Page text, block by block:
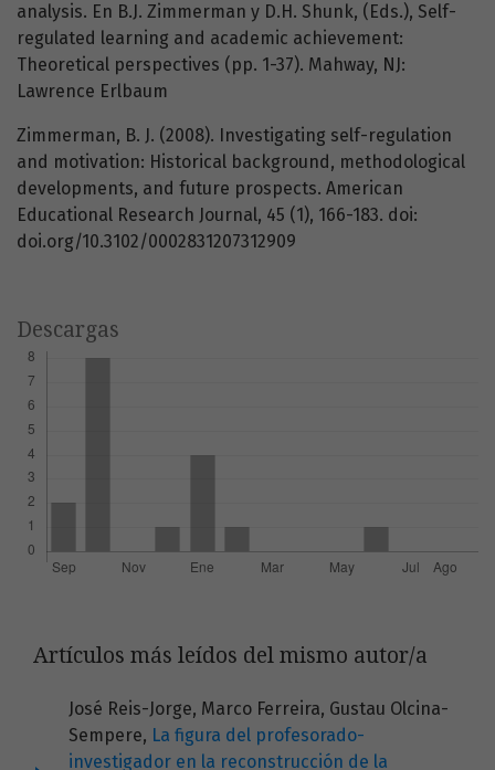
analysis. En B.J. Zimmerman y D.H. Shunk, (Eds.), Self-
regulated learning and academic achievement:
Theoretical perspectives (pp. 1-37). Mahway, NJ:
Lawrence Erlbaum
Zimmerman, B. J. (2008). Investigating self-regulation
and motivation: Historical background, methodological
developments, and future prospects. American
Educational Research Journal, 45 (1), 166-183. doi:
doi.org/10.3102/0002831207312909
Descargas
Artículos más leídos del mismo autor/a
José Reis-Jorge, Marco Ferreira, Gustau Olcina-
Sempere, La figura del profesorado-
investigador en la reconstrucción de la